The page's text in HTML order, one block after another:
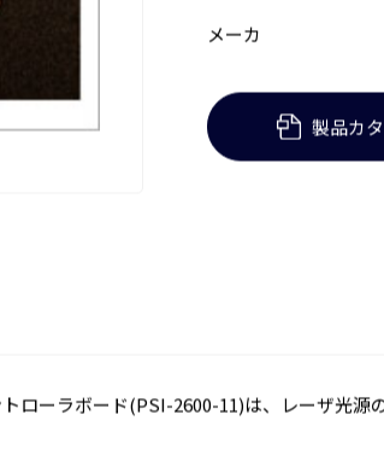
メーカ
製品カ
ローラボード(PSI-2600-11)は、レーザ光源